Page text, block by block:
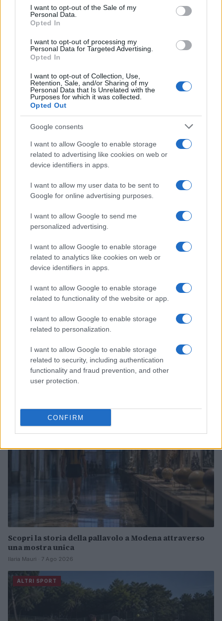
consent section.
I want to opt-out of the Sale of my
Personal Data.
Opted In
I want to opt-out of processing my
Personal Data for Targeted Advertising.
Opted In
I want to opt-out of Collection, Use,
Retention, Sale, and/or Sharing of my
Personal Data that Is Unrelated with the
Purposes for which it was collected.
Opted Out
Google consents
I want to allow Google to enable storage
related to advertising like cookies on web or
device identifiers in apps.
I want to allow my user data to be sent to
Google for online advertising purposes.
I want to allow Google to send me
personalized advertising.
I want to allow Google to enable storage
related to analytics like cookies on web or
device identifiers in apps.
I want to allow Google to enable storage
related to functionality of the website or app.
I want to allow Google to enable storage
related to personalization.
I want to allow Google to enable storage
related to security, including authentication
functionality and fraud prevention, and other
user protection.
CONFIRM
Continua a leggere
ALTRI SPORT
Europei nuoto 2026: Pellacani e Pizzini dominano i
Francesca Lombardi · 7 Ago 2026
Scopri la storia della pallavolo a Modena attraverso
una mostra unica
Ilaria Mauri · 7 Ago 2026
ALTRI SPORT